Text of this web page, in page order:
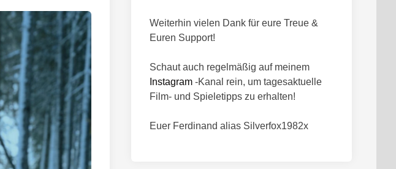
Weiterhin vielen Dank für eure Treue &
Euren Support!
Schaut auch regelmäßig auf meinem
Instagram -Kanal rein, um tagesaktuelle
Film- und Spieletipps zu erhalten!
Euer Ferdinand alias Silverfox1982x